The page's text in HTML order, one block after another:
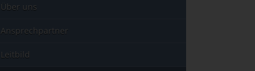
Über uns
Ansprechpartner
Leitbild